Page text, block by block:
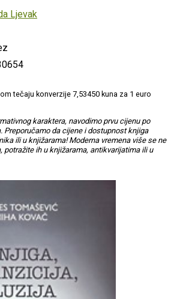
Ljevak
tečaju konverzije 7,53450 kuna za 1 euro
karaktera, navodimo prvu cijenu po
Preporučamo da cijene i dostupnost knjiga
ili u knjižarama! Moderna vremena više se ne
potražite ih u knjižarama, antikvarijatima ili u